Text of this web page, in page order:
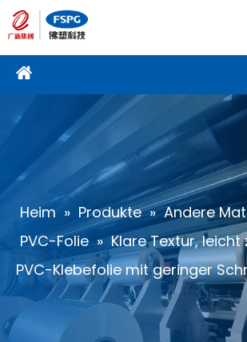
Heim » Produkte » Andere
PVC-Folie » Klare Textur, leicht
PVC-Klebefolie mit geringer